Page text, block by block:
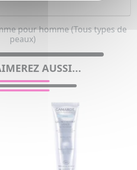
pour homme (Tous types de
peaux)
AUSSI...